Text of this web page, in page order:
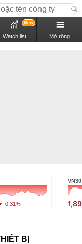
Watch list
New
Mở rộng
-0.31%
VN30
BỊ